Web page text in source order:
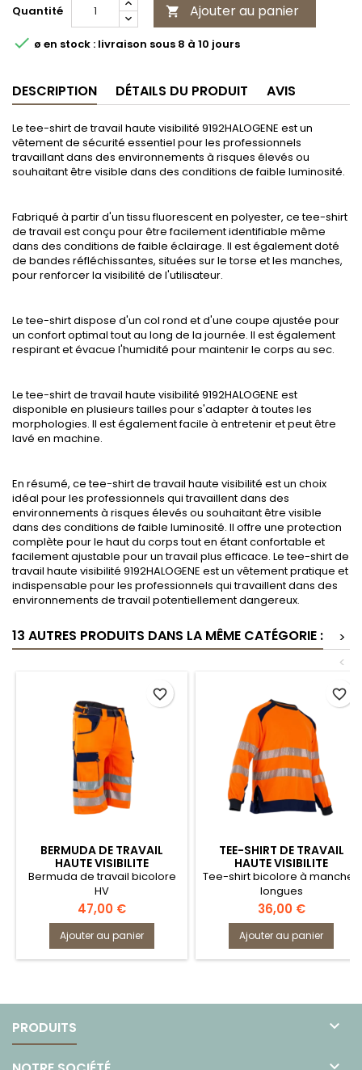
Quantité  Ajouter au panier
 ø en stock : livraison sous 8 à 10 jours
DESCRIPTION DÉTAILS DU PRODUIT AVIS
Le tee-shirt de travail haute visibilité 9192HALOGENE est un
vêtement de sécurité essentiel pour les professionnels
travaillant dans des environnements à risques élevés ou
souhaitant être visible dans des conditions de faible luminosité.
Fabriqué à partir d'un tissu fluorescent en polyester, ce tee-shirt
de travail est conçu pour être facilement identifiable même
dans des conditions de faible éclairage. Il est également doté
de bandes réfléchissantes, situées sur le torse et les manches,
pour renforcer la visibilité de l'utilisateur.
Le tee-shirt dispose d'un col rond et d'une coupe ajustée pour
un confort optimal tout au long de la journée. Il est également
respirant et évacue l'humidité pour maintenir le corps au sec.
Le tee-shirt de travail haute visibilité 9192HALOGENE est
disponible en plusieurs tailles pour s'adapter à toutes les
morphologies. Il est également facile à entretenir et peut être
lavé en machine.
En résumé, ce tee-shirt de travail haute visibilité est un choix
idéal pour les professionnels qui travaillent dans des
environnements à risques élevés ou souhaitant être visible
dans des conditions de faible luminosité. Il offre une protection
complète pour le haut du corps tout en étant confortable et
facilement ajustable pour un travail plus efficace. Le tee-shirt de
travail haute visibilité 9192HALOGENE est un vêtement pratique et
indispensable pour les professionnels qui travaillent dans des
environnements de travail potentiellement dangereux.
13 AUTRES PRODUITS DANS LA MÊME CATÉGORIE :
>
<
BERMUDA DE TRAVAIL
HAUTE VISIBILITE
6102BOUGIE LMA
Bermuda de travail bicolore
HV
Prix
47,00 €
Ajouter au panier
favorite_border
TEE-SHIRT DE TRAVAIL
HAUTE VISIBILITE
9207CLARTE
Tee-shirt bicolore à manches
longues
Prix
36,00 €
Ajouter au panier
favorite_border
PRODUITS 